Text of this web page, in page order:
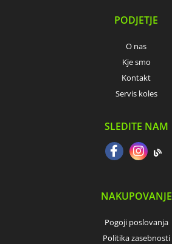
PODJETJE
O nas
Kje smo
Kontakt
Servis koles
SLEDITE NAM
NAKUPOVANJE
Pogoji poslovanja
Politika zasebnosti